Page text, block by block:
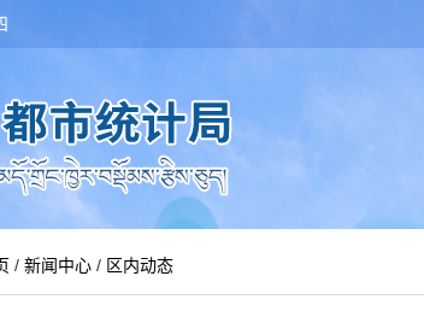
/ 新闻中心 / 区内动态